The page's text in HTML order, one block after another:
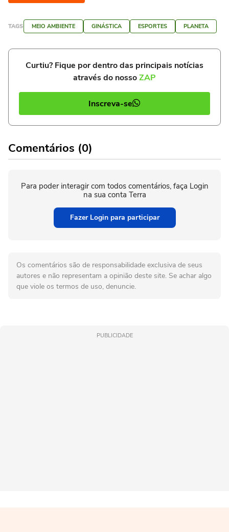
TAGS MEIO AMBIENTE GINÁSTICA ESPORTES PLANETA
Curtiu? Fique por dentro das principais notícias
através do nossoZAP
Inscreva-se
Comentários (0)
Para poder interagir com todos comentários, faça Login
na sua conta Terra
Fazer Login para participar
Os comentários são de responsabilidade exclusiva de seus
autores e não representam a opinião deste site. Se achar algo
que viole os termos de uso, denuncie.
PUBLICIDADE